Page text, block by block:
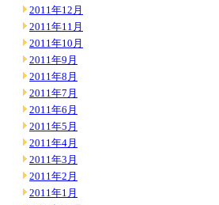
2011年12月
2011年11月
2011年10月
2011年9月
2011年8月
2011年7月
2011年6月
2011年5月
2011年4月
2011年3月
2011年2月
2011年1月